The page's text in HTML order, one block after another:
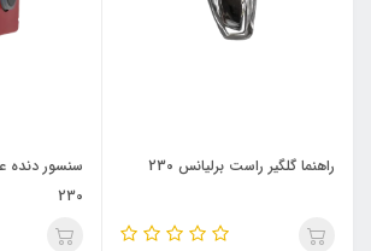
راهنما گلگیر راست برلیانس 230
230